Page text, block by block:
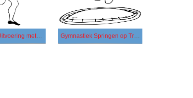
Gymnastiek Uitvoering met een Bal Gymnastiek Springen op Trampoline